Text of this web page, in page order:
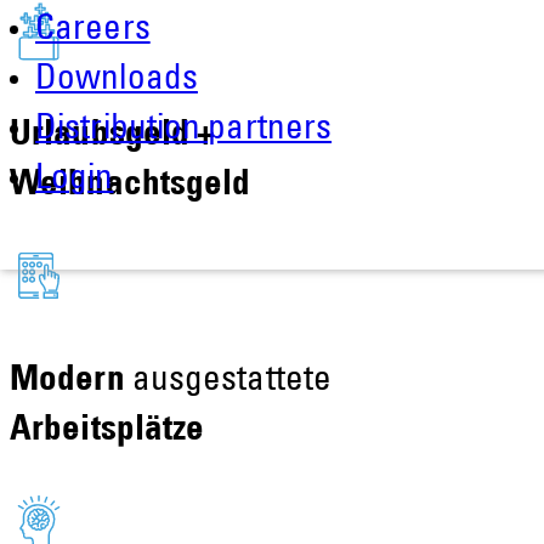
Careers
Downloads
Distribution partners
Login
Urlaubsgeld +
Weihnachtsgeld
Modern ausgestattete
Arbeitsplätze